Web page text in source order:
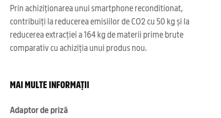
Prin achiziționarea unui smartphone reconditionat,
contribuiți la reducerea emisiilor de CO2 cu 50 kg și la
reducerea extracției a 164 kg de materii prime brute
comparativ cu achiziția unui produs nou.
MAI MULTE INFORMAȚII
Adaptor de priză